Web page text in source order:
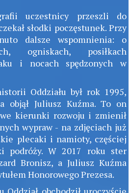
uczestnicy przeszli do
słodki poczęstunek. Przy
dalsze wspomnienia: o
ogniskach, posiłkach
i nocach spędzonych w
Oddziału był rok 1995,
objął Juliusz Kuźma. To on
kierunki rozwoju i zmienił
wypraw - na zdjęciach już
plecaki i namioty, częściej
podróży. W 2017 roku ster
Bronisz, a Juliusz Kuźma
Honorowego Prezesa.